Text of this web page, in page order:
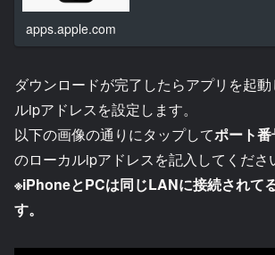
apps.apple.com
ダウンロードが完了したらアプリを起
ルipアドレスを設定します。
以下の画像の通りにタップしてポート
のローカルipアドレスを記入してくださ
※iPhoneとPCは同じLANに接続されて
す。